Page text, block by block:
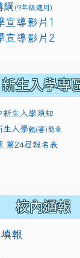
綱 (9年級適用)
宣導影片1
宣導影片2
新生入學專
新生入學須知
生入學甄(審)簡章
第24屆報名表
校內通報
報